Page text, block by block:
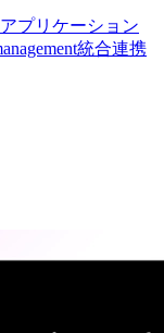
プリケーション
統合連携